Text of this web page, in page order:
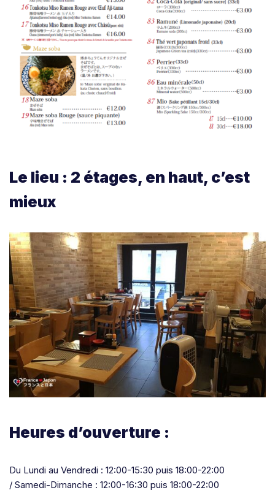
Le lieu : 2 étages, en haut, c’est
mieux
Heures d’ouverture :
Du Lundi au Vendredi : 12:00-15:30 puis 18:00-22:00
/ Samedi-Dimanche : 12:00-16:30 puis 18:00-22:00